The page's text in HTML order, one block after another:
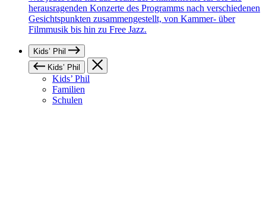
herausragenden Konzerte des Programms nach verschiedenen
Gesichtspunkten zusammengestellt, von Kammer- über
Filmmusik bis hin zu Free Jazz.
Kids’ Phil
Kids’ Phil
Kids’ Phil
Familien
Schulen